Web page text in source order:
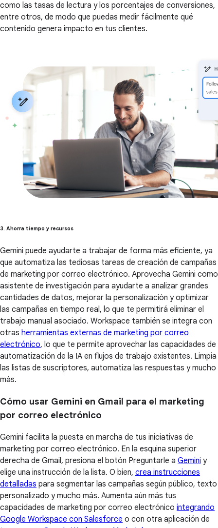
como las tasas de lectura y los porcentajes de conversiones,
entre otros, de modo que puedas medir fácilmente qué
contenido genera impacto en tus clientes.
3. Ahorra tiempo y recursos
Gemini puede ayudarte a trabajar de forma más eficiente, ya
que automatiza las tediosas tareas de creación de campañas
de marketing por correo electrónico. Aprovecha Gemini como
asistente de investigación para ayudarte a analizar grandes
cantidades de datos, mejorar la personalización y optimizar
las campañas en tiempo real, lo que te permitirá eliminar el
trabajo manual asociado. Workspace también se integra con
otras herramientas externas de marketing por correo
electrónico, lo que te permite aprovechar las capacidades de
automatización de la IA en flujos de trabajo existentes. Limpia
las listas de suscriptores, automatiza las respuestas y mucho
más.
Cómo usar Gemini en Gmail para el marketing
por correo electrónico
Gemini facilita la puesta en marcha de tus iniciativas de
marketing por correo electrónico. En la esquina superior
derecha de Gmail, presiona el botón Preguntarle a Gemini y
elige una instrucción de la lista. O bien, crea instrucciones
detalladas para segmentar las campañas según público, texto
personalizado y mucho más. Aumenta aún más tus
capacidades de marketing por correo electrónico integrando
Google Workspace con Salesforce o con otra aplicación de